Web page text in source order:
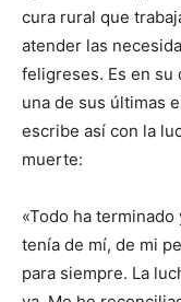
cura rural que
atender las
feligreses. Es en su
una de sus últimas
escribe así con la
muerte:
«Todo ha
tenía de mí, de mi
para siempre. La